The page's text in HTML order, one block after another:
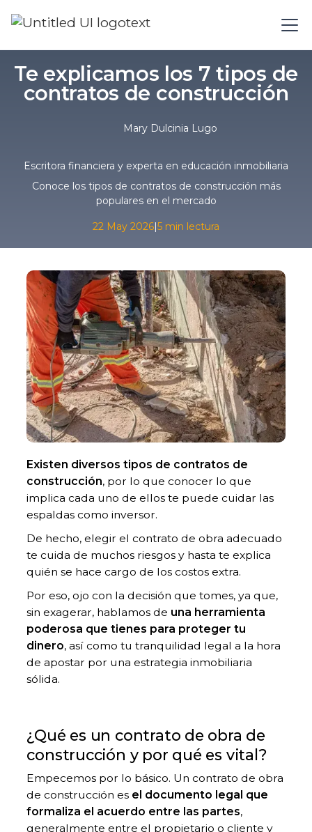
Te explicamos los 7 tipos de
contratos de construcción
Mary Dulcinia Lugo
Escritora financiera y experta en educación inmobiliaria
Conoce los tipos de contratos de construcción más
populares en el mercado
22 May 2026|5 min lectura
Existen diversos tipos de contratos de
construcción, por lo que conocer lo que
implica cada uno de ellos te puede cuidar las
espaldas como inversor.
De hecho, elegir el contrato de obra adecuado
te cuida de muchos riesgos y hasta te explica
quién se hace cargo de los costos extra.
Por eso, ojo con la decisión que tomes, ya que,
sin exagerar, hablamos de una herramienta
poderosa que tienes para proteger tu
dinero, así como tu tranquilidad legal a la hora
de apostar por una estrategia inmobiliaria
sólida.
¿Qué es un contrato de obra de
construcción y por qué es vital?
Empecemos por lo básico. Un contrato de obra
de construcción es el documento legal que
formaliza el acuerdo entre las partes,
generalmente entre el propietario o cliente y